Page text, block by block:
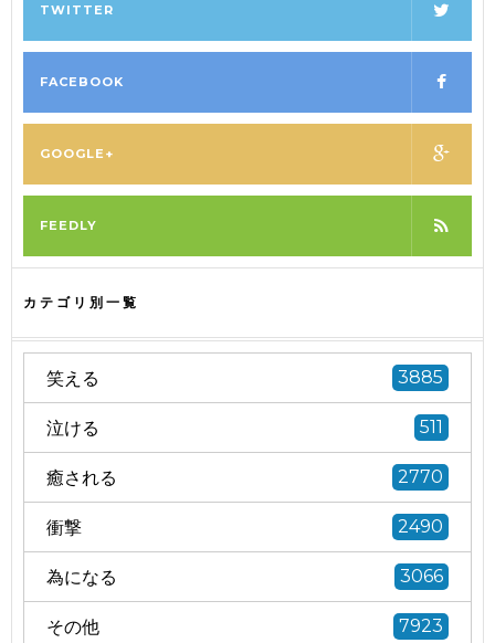
TWITTER
FACEBOOK
GOOGLE+
FEEDLY
カテゴリ別一覧
笑える 3885
泣ける 511
癒される 2770
衝撃 2490
為になる 3066
その他 7923